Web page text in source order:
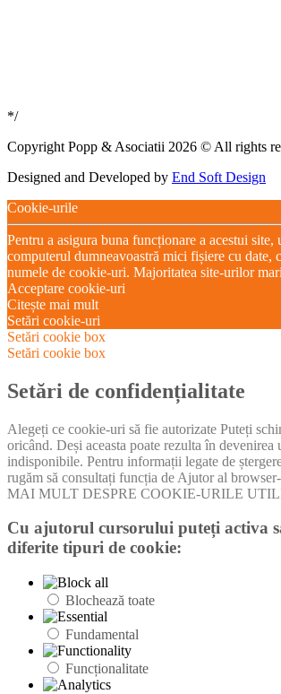
*/
Copyright Popp & Asociatii 2026 © All rights
Designed and Developed by End Soft Design
Cookie-urile
Pentru a asigura buna funcționare a acestui site,
computerul dumneavoastră mici fișiere cu date,
numele de cookie-uri. Majoritatea site-urilor
Acceptare cookie-uri
Citește mai mult
Setări cookie-uri
Setări cookie box
Setări cookie box
Setări de confidențialitate
Alegeți ce cookie-uri să fie autorizate Puteți
oricând. Deși aceasta poate rezulta în devenirea
indisponibile. Pentru informații legate de
rugăm să consultați funcția de Ajutor al
MAI MULT DESPRE COOKIE-URILE
Cu ajutorul cursorului puteți activa
diferite tipuri de cookie:
Blochează toate
Fundamental
Funcționalitate